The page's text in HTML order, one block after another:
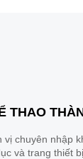
THAO
vị chuyên nhập
và trang thiết